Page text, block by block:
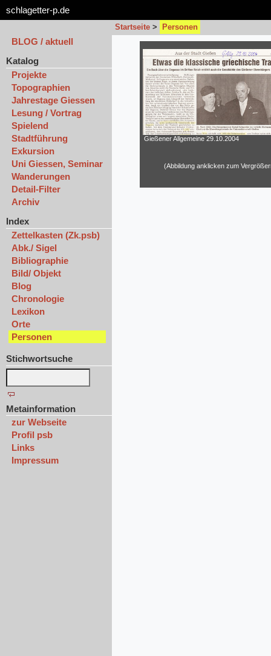
schlagetter-p.de
Startseite > Personen
BLOG / aktuell
Katalog
Projekte
Topographien
Jahrestage Giessen
Lesung / Vortrag
Spielend
Stadtführung
Exkursion
Uni Giessen, Seminar
Wanderungen
Detail-Filter
Archiv
Index
Zettelkasten (Zk.psb)
Abk./ Sigel
Bibliographie
Bild/ Objekt
Blog
Chronologie
Lexikon
Orte
Personen
Stichwortsuche
Metainformation
zur Webseite
Profil psb
Links
Impressum
Gießener Allgemeine 29.10.2004
(Abbildung anklicken zum